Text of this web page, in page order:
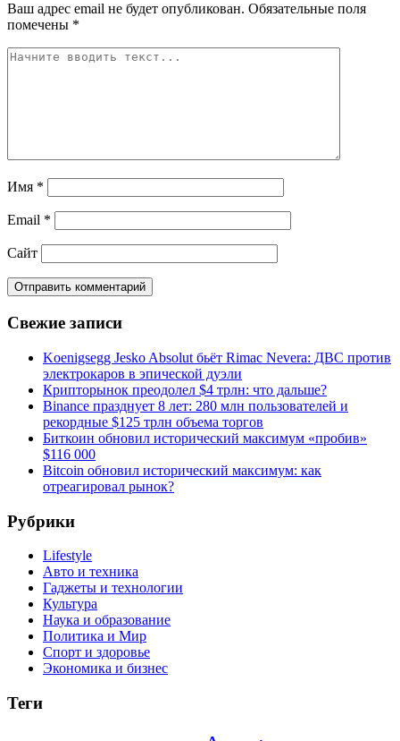
Ваш адрес email не будет опубликован. Обязательные поля
помечены *
Имя *
Email *
Сайт
Свежие записи
Koenigsegg Jesko Absolut бьёт Rimac Nevera: ДВС против
электрокаров в эпической дуэли
Крипторынок преодолел $4 трлн: что дальше?
Binance празднует 8 лет: 280 млн пользователей и
рекордные $125 трлн объема торгов
Биткоин обновил исторический максимум «пробив»
$116 000
Bitcoin обновил исторический максимум: как
отреагировал рынок?
Рубрики
Lifestyle
Авто и техника
Гаджеты и технологии
Культура
Наука и образование
Политика и Мир
Спорт и здоровье
Экономика и бизнес
Теги